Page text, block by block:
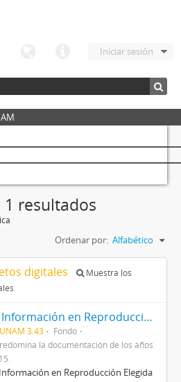
Iniciar sesión
resultados
Ordenar por: Alfabético
digitales
Muestra los
Grupo de Información en Reproducción Elegida (GIRE)
3.43
Fondo
la documentación de los años
en Reproducción Elegida